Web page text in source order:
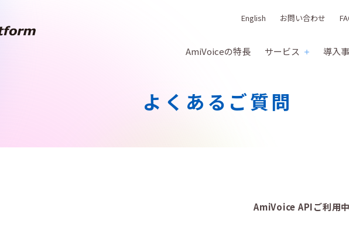
AmiVoiceの特長 サービス 導入
English お問い合わせ
よくあるご質問
AmiVoice APIご利用